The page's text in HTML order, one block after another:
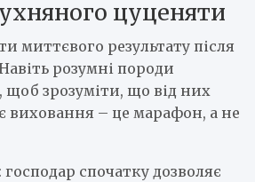
цуценяти
миттєвого результату після
розумні породи
щоб зрозуміти, що від них
виховання – це марафон, а не
спочатку дозволяє